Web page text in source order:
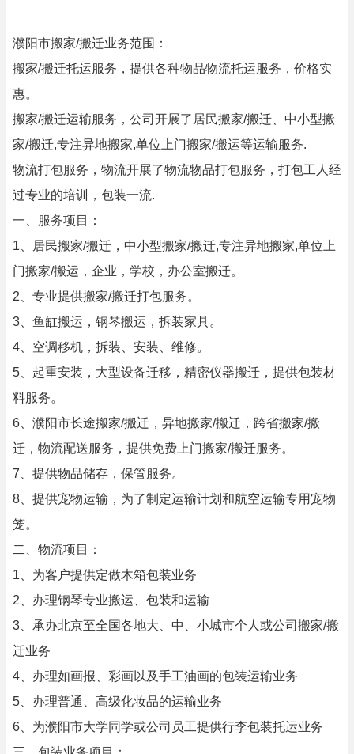
濮阳市搬家/搬迁业务范围：
搬家/搬迁托运服务，提供各种物品物流托运服务，价格实
惠。
搬家/搬迁运输服务，公司开展了居民搬家/搬迁、中小型搬
家/搬迁,专注异地搬家,单位上门搬家/搬运等运输服务.
物流打包服务，物流开展了物流物品打包服务，打包工人经
过专业的培训，包装一流.
一、服务项目：
1、居民搬家/搬迁，中小型搬家/搬迁,专注异地搬家,单位上
门搬家/搬运，企业，学校，办公室搬迁。
2、专业提供搬家/搬迁打包服务。
3、鱼缸搬运，钢琴搬运，拆装家具。
4、空调移机，拆装、安装、维修。
5、起重安装，大型设备迁移，精密仪器搬迁，提供包装材
料服务。
6、濮阳市长途搬家/搬迁，异地搬家/搬迁，跨省搬家/搬
迁，物流配送服务，提供免费上门搬家/搬迁服务。
7、提供物品储存，保管服务。
8、提供宠物运输，为了制定运输计划和航空运输专用宠物
笼。
二、物流项目：
1、为客户提供定做木箱包装业务
2、办理钢琴专业搬运、包装和运输
3、承办北京至全国各地大、中、小城市个人或公司搬家/搬
迁业务
4、办理如画报、彩画以及手工油画的包装运输业务
5、办理普通、高级化妆品的运输业务
6、为濮阳市大学同学或公司员工提供行李包装托运业务